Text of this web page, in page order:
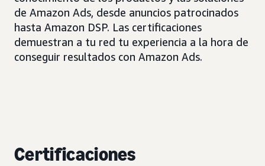
de Amazon Ads, desde anuncios patrocinados
hasta Amazon DSP. Las certificaciones
demuestran a tu red tu experiencia a la hora de
conseguir resultados con Amazon Ads.
Certificaciones